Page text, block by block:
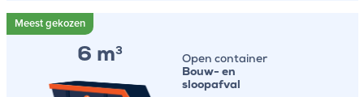
6 m3
Open container
Bouw- en
sloopafval